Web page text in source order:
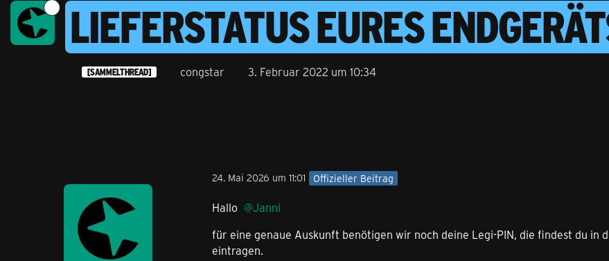
LIEFERSTATUS EURES
[SAMMELTHREAD] congstar 3. Februar 2022 um 10:34
24. Mai 2026 um 11:01 Offizieller Beitrag
Hallo
Janni
für eine genaue Auskunft benötigen wir noch deine Legi-PIN, die findest du in
eintragen.